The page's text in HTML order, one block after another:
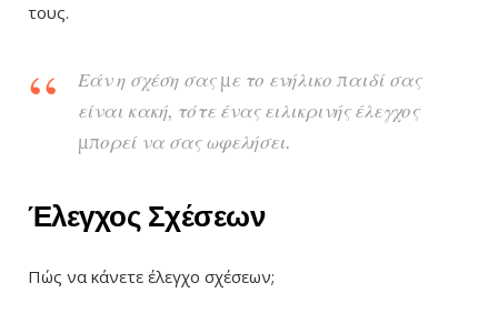
τους.
Εάν η σχέση σας με το ενήλικο παιδί σας
είναι κακή, τότε ένας ειλικρινής έλεγχος
μπορεί να σας ωφελήσει.
Έλεγχος Σχέσεων
Πώς να κάνετε έλεγχο σχέσεων;